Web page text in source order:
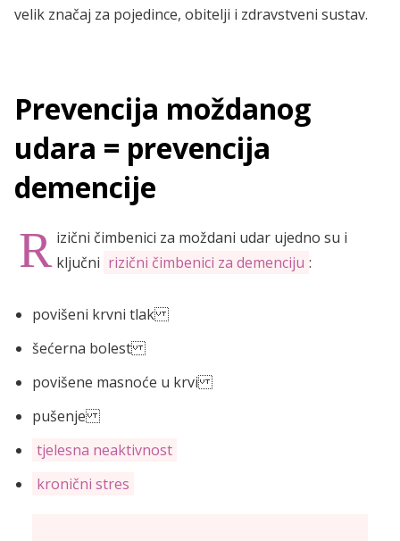
velik značaj za pojedince, obitelji i zdravstveni sustav.
Prevencija moždanog
udara = prevencija
demencije
R izični čimbenici za moždani udar ujedno su i
ključni rizični čimbenici za demenciju :
povišeni krvni tlak
šećerna bolest
povišene masnoće u krvi
pušenje
tjelesna neaktivnost
kronični stres